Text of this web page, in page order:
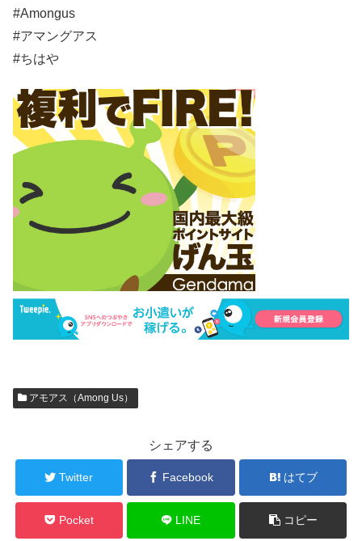
#Amongus
#アマングアス
#ちはや
アモアス（Among Us）
シェアする
Twitter Facebook はてブ
Pocket LINE コピー